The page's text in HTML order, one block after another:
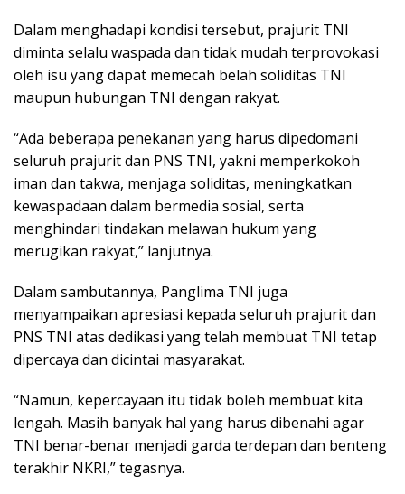
Dalam menghadapi kondisi tersebut, prajurit TNI
diminta selalu waspada dan tidak mudah terprovokasi
oleh isu yang dapat memecah belah soliditas TNI
maupun hubungan TNI dengan rakyat.
“Ada beberapa penekanan yang harus dipedomani
seluruh prajurit dan PNS TNI, yakni memperkokoh
iman dan takwa, menjaga soliditas, meningkatkan
kewaspadaan dalam bermedia sosial, serta
menghindari tindakan melawan hukum yang
merugikan rakyat,” lanjutnya.
Dalam sambutannya, Panglima TNI juga
menyampaikan apresiasi kepada seluruh prajurit dan
PNS TNI atas dedikasi yang telah membuat TNI tetap
dipercaya dan dicintai masyarakat.
“Namun, kepercayaan itu tidak boleh membuat kita
lengah. Masih banyak hal yang harus dibenahi agar
TNI benar-benar menjadi garda terdepan dan benteng
terakhir NKRI,” tegasnya.